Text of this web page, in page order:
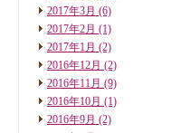
2017年3月 (6)
2017年2月 (1)
2017年1月 (2)
2016年12月 (2)
2016年11月 (9)
2016年10月 (1)
2016年9月 (2)